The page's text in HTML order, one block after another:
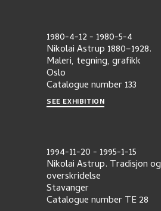
1980-4-12- 1980-5-4
Nikolai Astrup 1880–1928.
Maleri, tegning, grafikk
Oslo
Catalogue number133
SEE EXHIBITION
1994-11-20- 1995-1-15
Nikolai Astrup. Tradisjon og
overskridelse
Stavanger
Catalogue numberTE 28